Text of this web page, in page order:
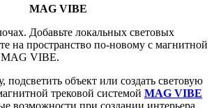
MAG VIBE
Добавьте локальных световых
на пространство по-новому с магнитной
MAG VIBE.
подсветить объект или создать световую
трековой системой MAG VIBE
возможности при создании интерьера